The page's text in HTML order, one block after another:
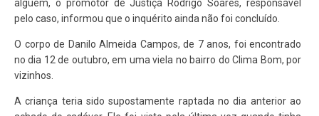
alguém, o promotor de Justiça Rodrigo Soares, responsável
pelo caso, informou que o inquérito ainda não foi concluído.
O corpo de Danilo Almeida Campos, de 7 anos, foi encontrado
no dia 12 de outubro, em uma viela no bairro do Clima Bom, por
vizinhos.
A criança teria sido supostamente raptada no dia anterior ao